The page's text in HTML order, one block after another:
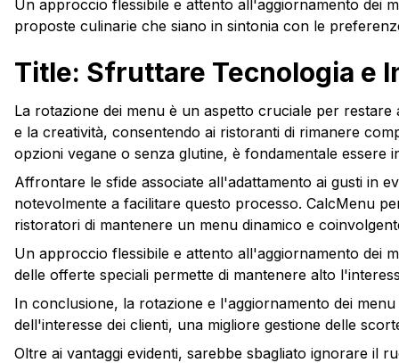
Un approccio flessibile e attento all'aggiornamento dei
proposte culinarie che siano in sintonia con le
Title: Sfruttare Tecnologia e
La rotazione dei menu è un aspetto cruciale per
e la creatività, consentendo ai ristoranti di rimanere
opzioni vegane o senza glutine, è fondamentale
Affrontare le sfide associate all'adattamento ai gusti in
notevolmente a facilitare questo processo. CalcMenu
ristoratori di mantenere un menu dinamico e
Un approccio flessibile e attento all'aggiornamento dei
delle offerte speciali permette di mantenere alto
In conclusione, la rotazione e l'aggiornamento dei
dell'interesse dei clienti, una migliore gestione delle
Oltre ai vantaggi evidenti, sarebbe sbagliato ignorare il